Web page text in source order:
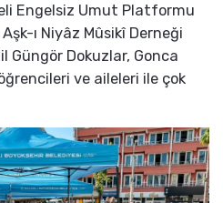
Engelsiz Umut Platformu
ı Niyâz Mûsikî Derneği
Güngör Dokuzlar, Gonca
ve aileleri ile çok